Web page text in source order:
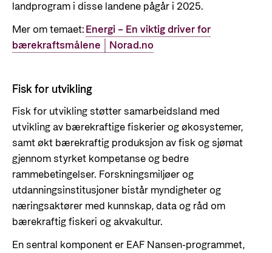
landprogram i disse landene pågår i 2025.
Mer om temaet:Energi – En viktig driver for
bærekraftsmålene | Norad.no
Fisk for utvikling
Fisk for utvikling støtter samarbeidsland med
utvikling av bærekraftige fiskerier og økosystemer,
samt økt bærekraftig produksjon av fisk og sjømat
gjennom styrket kompetanse og bedre
rammebetingelser. Forskningsmiljøer og
utdanningsinstitusjoner bistår myndigheter og
næringsaktører med kunnskap, data og råd om
bærekraftig fiskeri og akvakultur.
En sentral komponent er EAF Nansen-programmet,